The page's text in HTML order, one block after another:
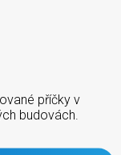
příčky v
budovách.